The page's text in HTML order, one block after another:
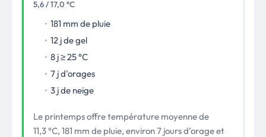
5,6 / 17,0 °C
181 mm de pluie
12 j de gel
8 j ≥ 25 °C
7 j d'orages
3 j de neige
Le printemps offre température moyenne de
11,3 °C, 181 mm de pluie, environ 7 jours d’orage et